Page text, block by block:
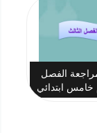
الفصل
خامس ابتدائي